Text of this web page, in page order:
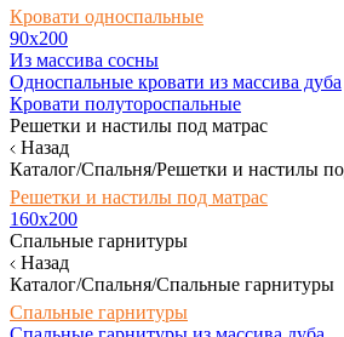
Кровати односпальные
90х200
Из массива сосны
Односпальные кровати из массива дуба
Кровати полутороспальные
Решетки и настилы под матрас
Назад
Каталог/Спальня/Решетки и настилы
Решетки и настилы под матрас
160х200
Спальные гарнитуры
Назад
Каталог/Спальня/Спальные гарнитуры
Спальные гарнитуры